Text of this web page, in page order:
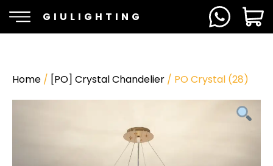
GIULIGHTING
Home / [PO] Crystal Chandelier / PO Crystal (28)